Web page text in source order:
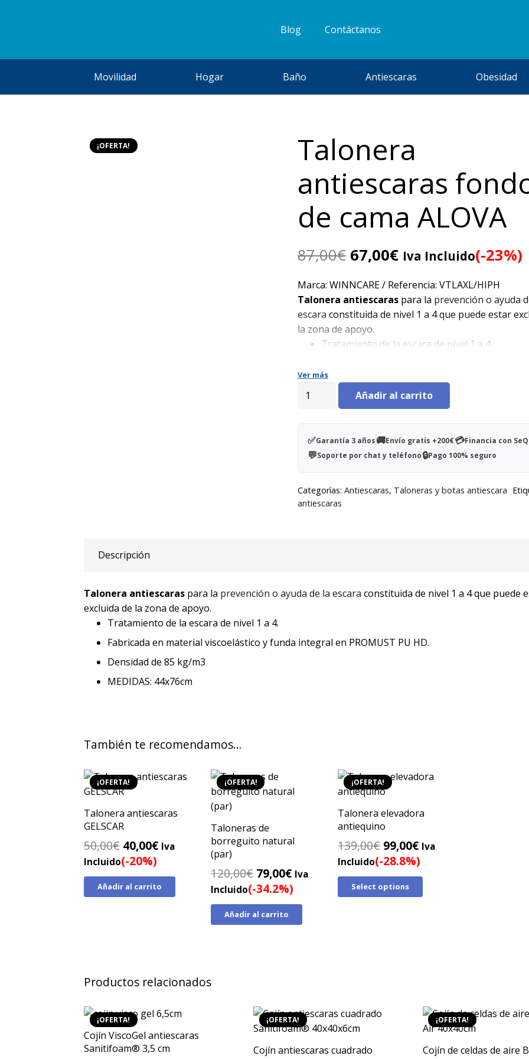
Blog Contáctanos
Movilidad Hogar Baño Antiescaras Obesidad
¡OFERTA!
Talonera
antiescaras
de cama ALOVA
87,00€ El
precio
original
era:
87,00€.
67,00€El
actual
es:
67,00€.
Iva Incluido(-23%)
Marca: WINNCARE / Referencia: VTLAXL/HIPH
Talonera antiescaraspara la prevención o ayuda
escara constituida de nivel 1 a 4 que puede estar
la zona de apoyo.
Tratamiento de la escara de nivel 1 a 4.
PROMUST PU HD.
Densidad de 85 kg/m3
Ver más
Talonera
antiescaras
cama
ALOVA
Añadir al carrito
✅Garantía 3 años🚚Envío gratis +200€💳Financia con
💬Soporte por chat y teléfono🔒Pago 100% seguro
Categorías: Antiescaras, Taloneras y botas antiescara
antiescaras
Descripción
Talonera antiescaras para la prevención o ayuda de la escara constituida de nivel 1 a 4 que puede
excluida de la zona de apoyo.
Tratamiento de la escara de nivel 1 a 4.
Fabricada en material viscoelástico y funda integral en PROMUST PU HD.
Densidad de 85 kg/m3
MEDIDAS: 44x76cm
También te recomendamos…
¡OFERTA!
Talonera antiescaras
GELSCAR
50,00€ El
precio
original
era:
40,00€El
actual
es:
Iva
Incluido(-20%)
Añadir al carrito
¡OFERTA!
Taloneras de
borreguito natural
(par)
120,00€ El
precio
original
era:
79,00€El
precio
actual
Iva
Incluido(-34.2%)
Añadir al carrito
¡OFERTA!
Talonera elevadora
antiequino
139,00€ El
precio
original
era:
99,00€El
precio
actual
Iva
Incluido(-28.8%)
Select options
Productos relacionados
¡OFERTA!
Cojín ViscoGel antiescaras
Sanitifoam® 3,5 cm
¡OFERTA!
Cojín antiescaras cuadrado
¡OFERTA!
Cojín de celdas de aire